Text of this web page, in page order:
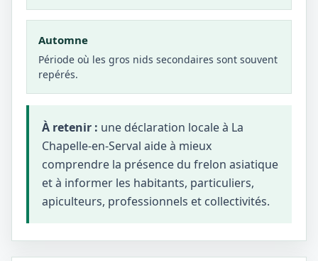
Automne
Période où les gros nids secondaires sont souvent
repérés.
À retenir : une déclaration locale à La
Chapelle-en-Serval aide à mieux
comprendre la présence du frelon asiatique
et à informer les habitants, particuliers,
apiculteurs, professionnels et collectivités.